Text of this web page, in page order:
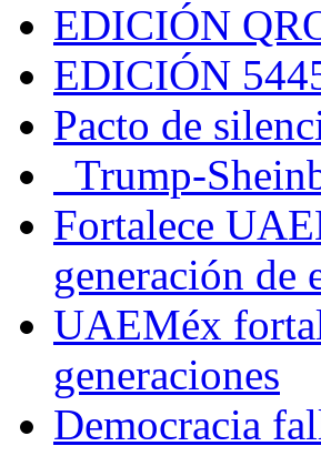
EDICIÓN
EDICIÓN
Pacto de
Trump-
Fortalece
generación de
UAEMéx
generaciones
Democracia